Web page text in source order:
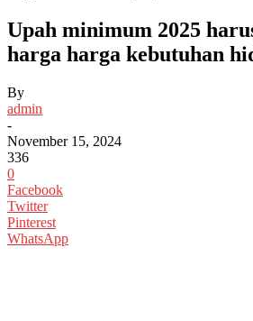
Upah minimum 2025
harga harga kebutuhan
By
admin
-
November 15, 2024
336
0
Facebook
Twitter
Pinterest
WhatsApp